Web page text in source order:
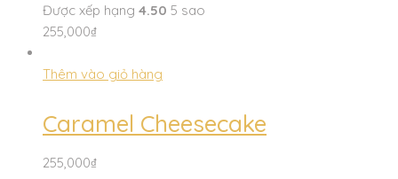
Được xếp hạng 4.50 5 sao
255,000₫
Thêm vào giỏ hàng
Caramel Cheesecake
255,000₫